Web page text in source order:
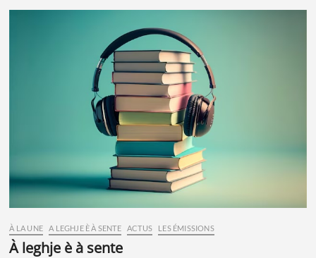
À LA UNE A LEGHJE È À SENTE ACTUS LES ÉMISSIONS
à leghje è à sente